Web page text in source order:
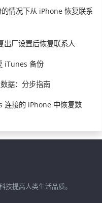
情况下从 iPhone 恢复联系
出厂设置后恢复联系人
iTunes 备份
据：分步指南
连接的 iPhone 中恢复数
技提高人类生活品质。